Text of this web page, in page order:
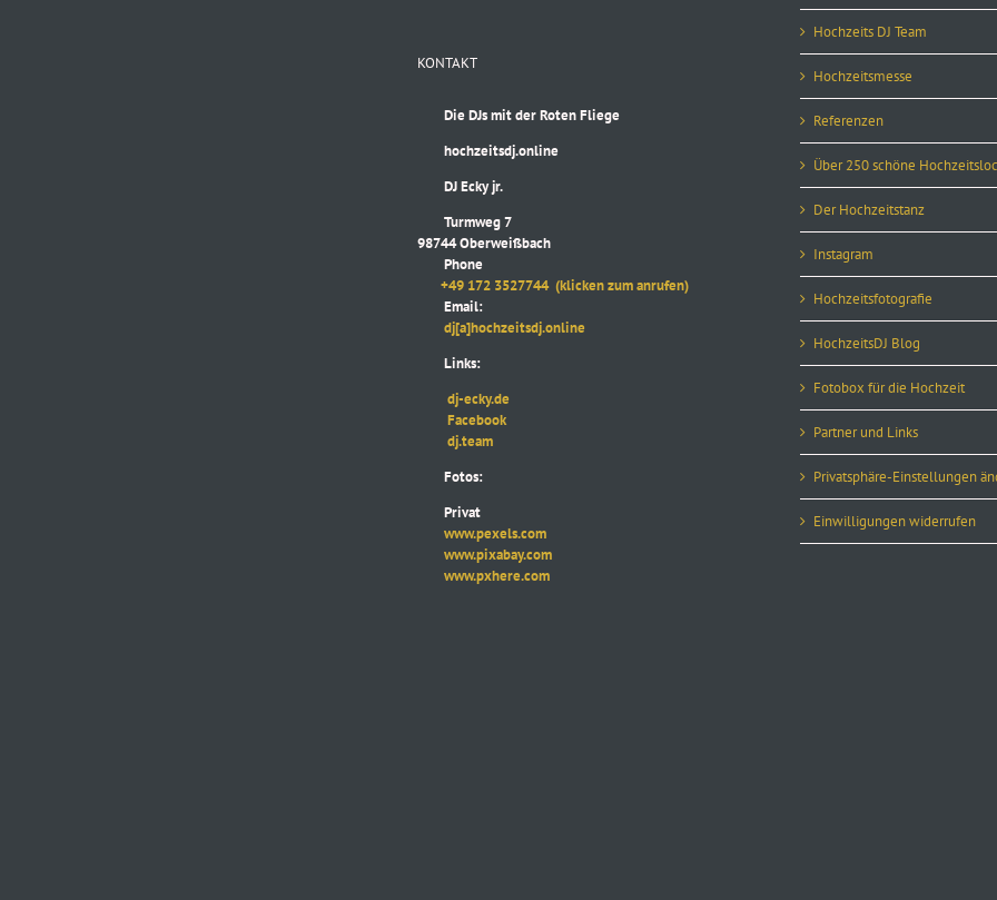
KONTAKT
Die DJs mit der Roten Fliege
hochzeitsdj.online
DJ Ecky jr.
Turmweg 7
98744 Oberweißbach
Phone
+49 172 3527744 (klicken zum anrufen)
Email:
dj[a]hochzeitsdj.online
Links:
dj-ecky.de
Facebook
dj.team
Fotos:
Privat
www.pexels.com
www.pixabay.com
www.pxhere.com
Hochzeits DJ Team
Hochzeitsmesse
Referenzen
Über 250 schöne
Der Hochzeitstanz
Instagram
Hochzeitsfotografie
HochzeitsDJ Blog
Fotobox für die Hochzeit
Partner und Links
Privatsphäre-Einstellungen
Einwilligungen widerrufen